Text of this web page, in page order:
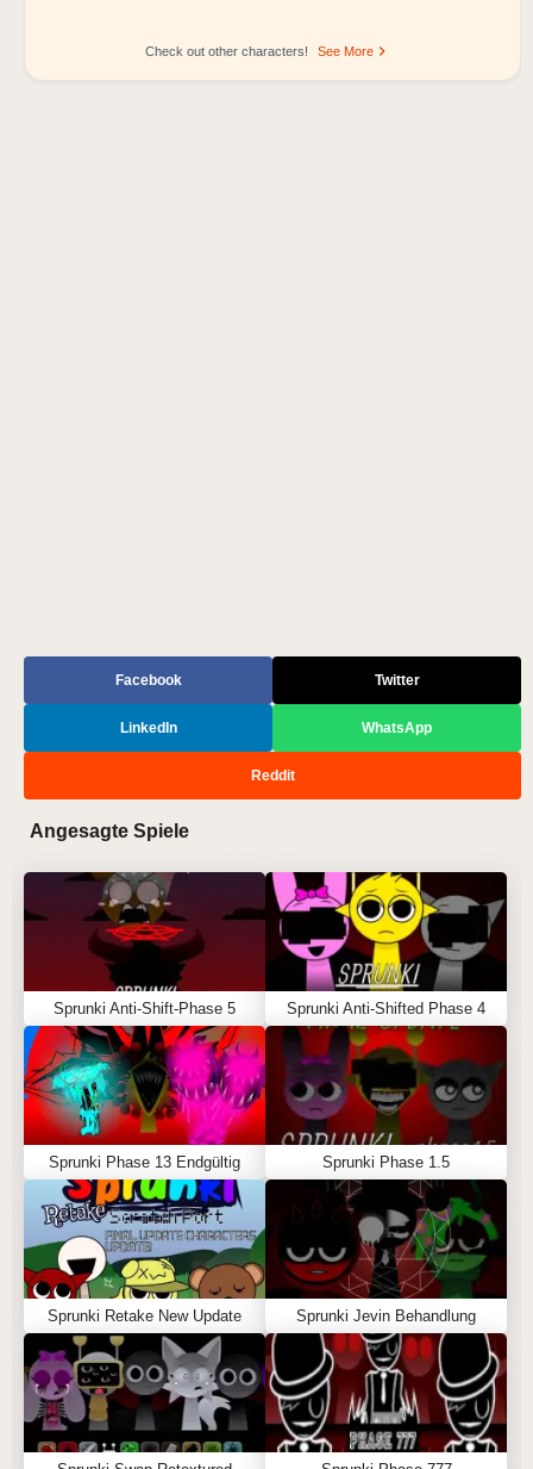
Check out other characters! See More
Sprunki Popular Character Ranking
Facebook Twitter
LinkedIn WhatsApp
Reddit
Angesagte Spiele
Sprunki Anti-Shift-Phase 5 Sprunki Anti-Shifted Phase 4
Sprunki Phase 13 Endgültig Sprunki Phase 1.5
Sprunki Retake New Update Sprunki Jevin Behandlung